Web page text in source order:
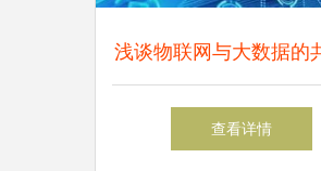
浅谈物联网与大数据的
系 数据驱动的智慧未
查看详情